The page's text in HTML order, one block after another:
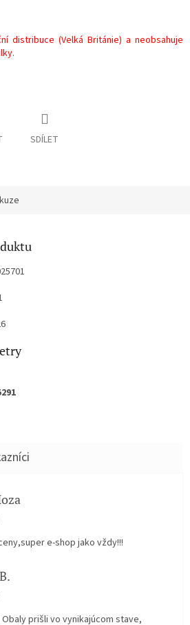
distribuce (Velká Británie) a neobsahuje
SDÍLET
obchodu je 5 z 5 hvězdiček.
e-shop jako vždy!!!
obchodu je 5 z 5 hvězdiček.
prišli vo vynikajúcom stave,